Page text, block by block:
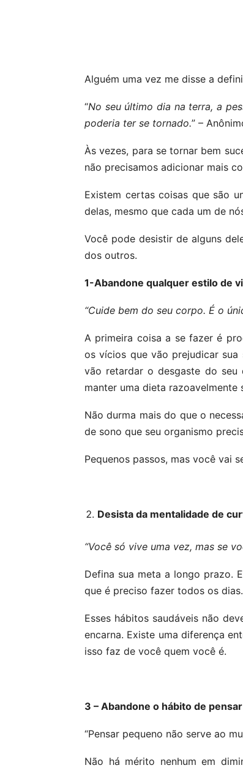
Alguém uma vez me disse a
“No seu último dia na terra, a
poderia ter se tornado.” –
Às vezes, para se tornar bem
não precisamos adicionar mais
Existem certas coisas que são
delas, mesmo que cada um de
Você pode desistir de alguns
dos outros.
1-Abandone qualquer estilo de
“Cuide bem do seu corpo. É o
A primeira coisa a se fazer é
os vícios que vão prejudicar
vão retardar o desgaste do seu
manter uma dieta razoavelmente
Não durma mais do que o
de sono que seu organismo
Pequenos passos, mas você vai
Desista da mentalidade de
“Você só vive uma vez, mas se
Defina sua meta a longo prazo.
que é preciso fazer todos os dias.
Esses hábitos saudáveis ​​não
encarna. Existe uma diferença
isso faz de você quem você é.
3 – Abandone o hábito de
“Pensar pequeno não serve ao
Não há mérito nenhum em